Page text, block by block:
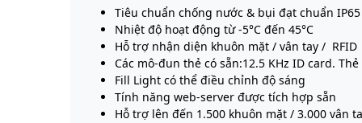
Tiêu chuẩn chống nước & bụi đạt chuẩn IP65
Nhiệt độ hoạt động từ -5°C đến 45°C
Hỗ trợ nhận diện khuôn mặt / vân tay / RFID
Các mô-đun thẻ có sẵn:12.5 KHz ID card.
Fill Light có thể điều chỉnh độ sáng
Tính năng web-server được tích hợp sẵn
Hỗ trợ lên đến 1.500 khuôn mặt / 3.000 vân